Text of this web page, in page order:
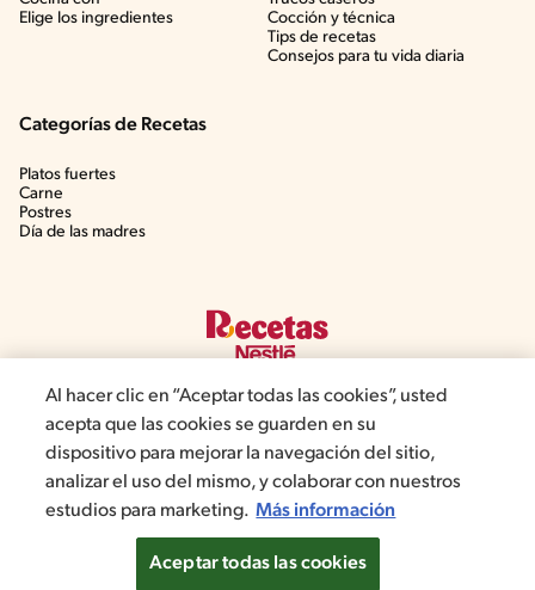
Elige los ingredientes
Cocción y técnica
Tips de recetas
Consejos para tu vida diaria
Categorías de Recetas
Platos fuertes
Carne
Postres
Día de las madres
©2022, Nestlé. Marcas registradas por Societé dels Produits Nestlé,
S.A. Vevey (Suiza)
Configuración de cookies
Al hacer clic en “Aceptar todas las cookies”, usted
acepta que las cookies se guarden en su
dispositivo para mejorar la navegación del sitio,
analizar el uso del mismo, y colaborar con nuestros
estudios para marketing. Más información
Aceptar todas las cookies